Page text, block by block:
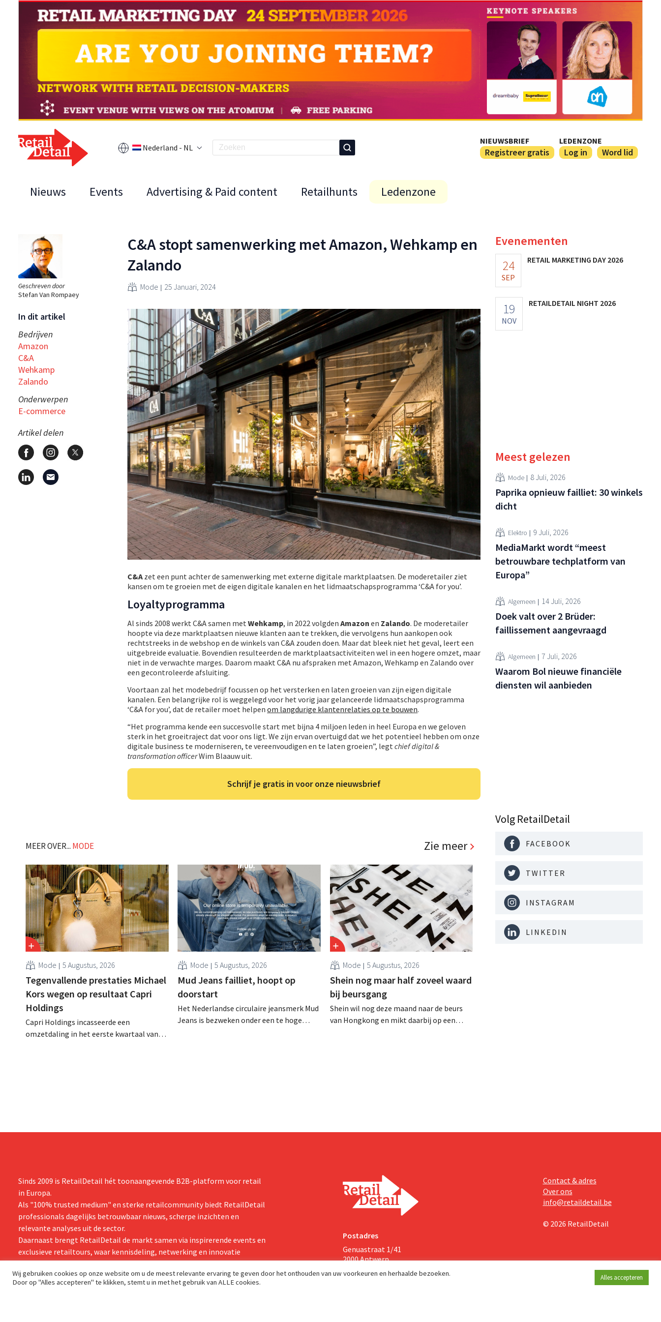
Nederland - NL
NIEUWSBRIEF
Registreer gratis
LEDENZONE
Log in Word lid
Nieuws Events Advertising & Paid content Retailhunts Ledenzone
Geschreven door
Stefan Van Rompaey
In dit artikel
Bedrijven
Amazon
C&A
Wehkamp
Zalando
Onderwerpen
E-commerce
Artikel delen
C&A stopt samenwerking met Amazon, Wehkamp en
Zalando
Mode 25 Januari, 2024
C&A zet een punt achter de samenwerking met externe digitale marktplaatsen. De moderetailer ziet
kansen om te groeien met de eigen digitale kanalen en het lidmaatschapsprogramma ‘C&A for you’.
Loyaltyprogramma
Al sinds 2008 werkt C&A samen metWehkamp, in 2022 volgden Amazon en Zalando. De moderetailer
hoopte via deze marktplaatsen nieuwe klanten aan te trekken, die vervolgens hun aankopen ook
rechtstreeks in de webshop en de winkels van C&A zouden doen. Maar dat bleek niet het geval, leert een
uitgebreide evaluatie. Bovendien resulteerden de marktplaatsactiviteiten wel in een hogere omzet, maar
niet in de verwachte marges. Daarom maakt C&A nu afspraken met Amazon, Wehkamp en Zalando over
een gecontroleerde afsluiting.
Voortaan zal het modebedrijf focussen op het versterken en laten groeien van zijn eigen digitale
kanalen. Een belangrijke rol is weggelegd voor het vorig jaar gelanceerde lidmaatschapsprogramma
‘C&A for you’, dat de retailer moet helpen om langdurige klantenrelaties op te bouwen.
“Het programma kende een succesvolle start met bijna 4 miljoen leden in heel Europa en we geloven
sterk in het groeitraject dat voor ons ligt. We zijn ervan overtuigd dat we het potentieel hebben om onze
digitale business te moderniseren, te vereenvoudigen en te laten groeien”, legtchief digital &
transformation officerWim Blaauw uit.
Schrijf je gratis in voor onze nieuwsbrief
MEER OVER... MODE Zie meer
Mode 5 Augustus, 2026
Tegenvallende prestaties Michael
Kors wegen op resultaat Capri
Holdings
Capri Holdings incasseerde een
omzetdaling in het eerste kwartaal van
Mode 5 Augustus, 2026
Mud Jeans failliet, hoopt op
doorstart
Het Nederlandse circulaire jeansmerk Mud
Jeans is bezweken onder een te hoge
Mode 5 Augustus, 2026
Shein nog maar half zoveel waard
bij beursgang
Shein wil nog deze maand naar de beurs
van Hongkong en mikt daarbij op een
Evenementen
24
SEP
RETAIL MARKETING DAY 2026
19
NOV
RETAILDETAIL NIGHT 2026
Meest gelezen
Mode 8 Juli, 2026
Paprika opnieuw failliet: 30 winkels
dicht
Elektro 9 Juli, 2026
MediaMarkt wordt “meest
betrouwbare techplatform van
Europa”
Algemeen 14 Juli, 2026
Doek valt over 2 Brüder:
faillissement aangevraagd
Algemeen 7 Juli, 2026
Waarom Bol nieuwe financiële
diensten wil aanbieden
Volg RetailDetail
FACEBOOK
TWITTER
INSTAGRAM
LINKEDIN
Sinds 2009 is RetailDetail hét toonaangevende B2B-platform voor retail
in Europa.
Als "100% trusted medium" en sterke retailcommunity biedt RetailDetail
professionals dagelijks betrouwbaar nieuws, scherpe inzichten en
relevante analyses uit de sector.
Daarnaast brengt RetailDetail de markt samen via inspirerende events en
exclusieve retailtours, waar kennisdeling, netwerking en innovatie
centraal staan.
Postadres
Genuastraat 1/41
2000 Antwerp
Contact & adres
Over ons
info@retaildetail.be
© 2026 RetailDetail
Wij gebruiken cookies op onze website om u de meest relevante ervaring te geven door het onthouden van uw voorkeuren en herhaalde bezoeken.
Door op "Alles accepteren" te klikken, stemt u in met het gebruik van ALLE cookies.
Alles accepteren